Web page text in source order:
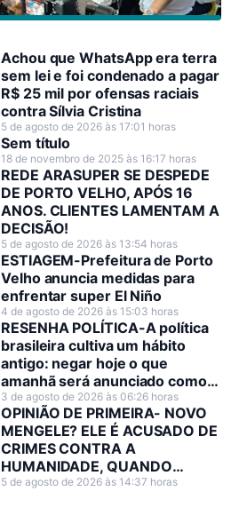
Achou que WhatsApp era terra
sem lei e foi condenado a pagar
R$ 25 mil por ofensas raciais
contra Sílvia Cristina
5 de agosto de 2026 às 17:01 horas
Sem título
18 de novembro de 2025 às 16:17 horas
REDE ARASUPER SE DESPEDE
DE PORTO VELHO, APÓS 16
ANOS. CLIENTES LAMENTAM A
DECISÃO!
5 de agosto de 2026 às 13:54 horas
ESTIAGEM-Prefeitura de Porto
Velho anuncia medidas para
enfrentar super El Niño
4 de agosto de 2026 às 15:03 horas
RESENHA POLÍTICA-A política
brasileira cultiva um hábito
antigo: negar hoje o que
amanhã será anunciado como
decisão estratégica.
3 de agosto de 2026 às 06:26 horas
OPINIÃO DE PRIMEIRA- NOVO
MENGELE? ELE É ACUSADO DE
CRIMES CONTRA A
HUMANIDADE, QUANDO
PODERIA TER SALVADO
5 de agosto de 2026 às 14:37 horas